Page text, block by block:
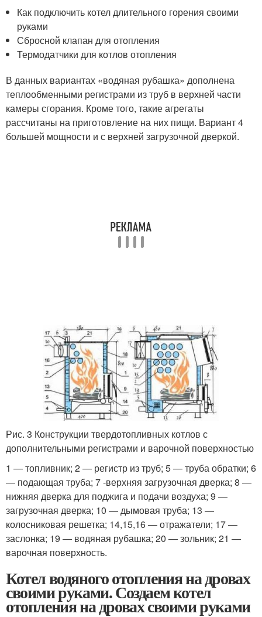
Как подключить котел длительного горения своими
руками
Сбросной клапан для отопления
Термодатчики для котлов отопления
В данных вариантах «водяная рубашка» дополнена
теплообменными регистрами из труб в верхней части
камеры сгорания. Кроме того, такие агрегаты
рассчитаны на приготовление на них пищи. Вариант 4
большей мощности и с верхней загрузочной дверкой.
Рис. 3 Конструкции твердотопливных котлов с
дополнительными регистрами и варочной поверхностью
1 — топливник; 2 — регистр из труб; 5 — труба обратки; 6
— подающая труба; 7 -верхняя загрузочная дверка; 8 —
нижняя дверка для поджига и подачи воздуха; 9 —
загрузочная дверка; 10 — дымовая труба; 13 —
колосниковая решетка; 14,15,16 — отражатели; 17 —
заслонка; 19 — водяная рубашка; 20 — зольник; 21 —
варочная поверхность.
Котел водяного отопления на дровах
своими руками. Создаем котел
отопления на дровах своими руками